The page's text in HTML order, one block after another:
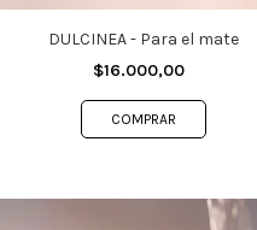
DULCINEA - Para el mate
$16.000,00